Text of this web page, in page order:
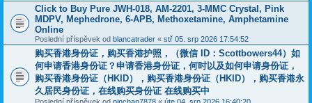
Click to Buy Pure JWH-018, AM-2201, 3-MMC Crystal, Pink
MDPV, Mephedrone, 6-APB, Methoxetamine, Amphetamine
Online
Poslední příspěvek od blancatrader « stř 05. srp 2026 17:54:52
购买香港身份证，购买香港护照，（微信 ID：Scottbowers44）如
何申请香港身份证？申请香港身份证，何时以及如何申请身份证，
购买香港身份证（HKID），购买香港身份证（HKID），购买香港永
久居民身份证，在线购买身份证 在线购买中